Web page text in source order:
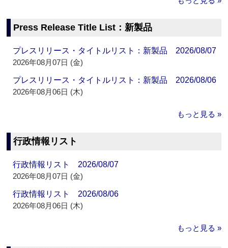
Press Release Title List：新製品
プレスリリース・タイトルリスト：新製品 2026/08/07
2026年08月07日 (金)
プレスリリース・タイトルリスト：新製品 2026/08/06
2026年08月06日 (木)
もっと見る »
行政情報リスト
行政情報リスト 2026/08/07
2026年08月07日 (金)
行政情報リスト 2026/08/06
2026年08月06日 (木)
もっと見る »